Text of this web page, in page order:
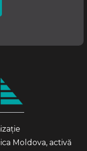
Moldova, activă